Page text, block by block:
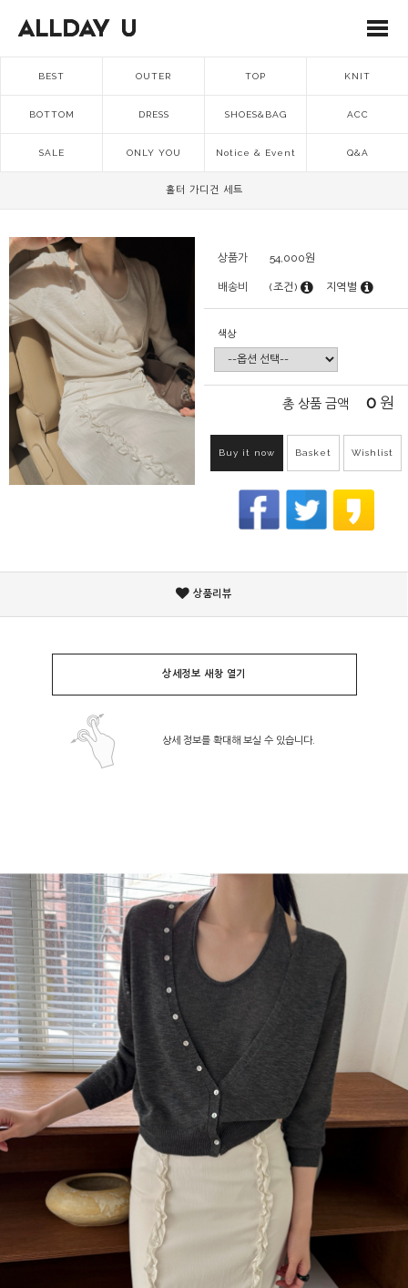
BEST OUTER TOP KNIT
BOTTOM DRESS SHOES&BAG ACC
SALE ONLY YOU Notice & Event Q&A
홀터 가디건 세트
상품가 54,000원
배송비 (조건) 지역별
색상
총 상품 금액 0 원
Buy it now Basket Wishlist
상품리뷰
상세정보 새창 열기
상세 정보를 확대해 보실 수 있습니다.